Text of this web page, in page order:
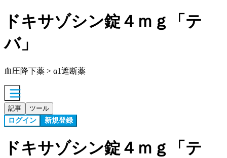
ドキサゾシン錠４ｍｇ「テ
バ」
血圧降下薬 > α1遮断薬
記事 ツール
ログイン 新規登録
ドキサゾシン錠４ｍｇ「テ